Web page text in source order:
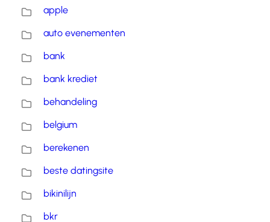
apple
auto evenementen
bank
bank krediet
behandeling
belgium
berekenen
beste datingsite
bikinilijn
bkr